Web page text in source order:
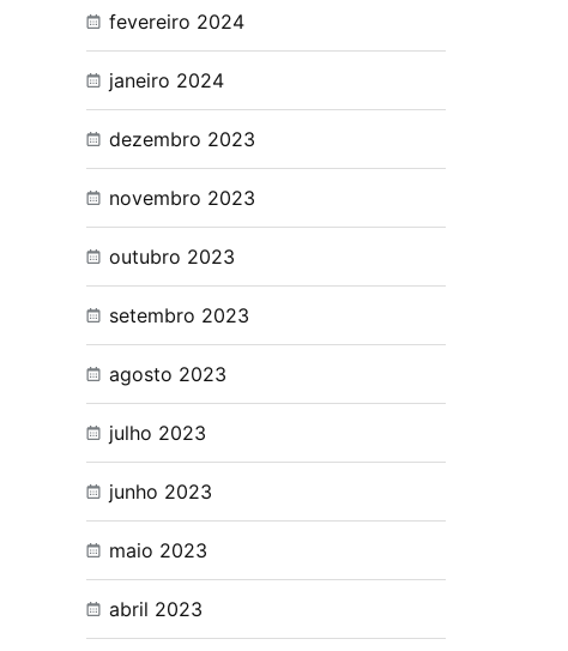
fevereiro 2024
janeiro 2024
dezembro 2023
novembro 2023
outubro 2023
setembro 2023
agosto 2023
julho 2023
junho 2023
maio 2023
abril 2023